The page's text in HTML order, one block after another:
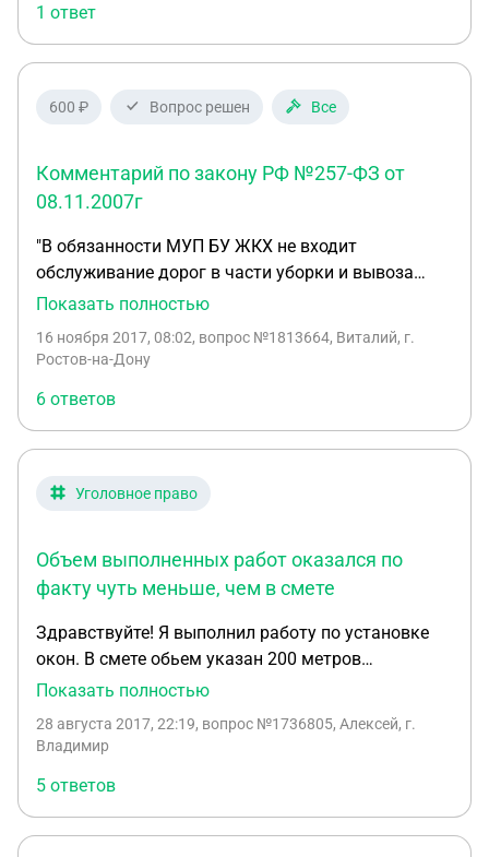
моего сына ждет исключение из школы!
Правомерны ли действия администрации
школы,и входит ли вызов учеников и родителей в
1 ответ
600 ₽ Вопрос решен Все
Комментарий по закону РФ №257-ФЗ от
08.11.2007г
"В обязанности МУП БУ ЖКХ не входит
обслуживание дорог в части уборки и вывоза
наносной грязи с асфальта одной из центральных
ливневых стоков..." Прошу дать комментарий на
ФЗ от 08.11.2007г
Показать полностью
16 ноября 2017, 08:02, вопрос №1813664, Виталий, г.
Ростов-на-Дону
6 ответов
Уголовное право
Объем выполненных работ оказался по
факту чуть меньше, чем в смете
Здравствуйте! Я выполнил работу по установке
окон. В смете обьем указан 200 метров
квадратных, а по факту вышло 196 метров. Актом
расплатился полностью. Качеством изделий и
доволен( в местную газету дал статью с
благодарностью). В принципе никаких претензий
Заказчик не предъявлял. Но по анонимному
Показать полностью
28 августа 2017, 22:19, вопрос №1736805, Алексей, г.
Владимир
5 ответов